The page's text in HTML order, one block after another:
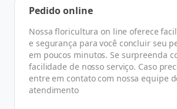
Pedido online
Nossa floricultura on line oferece
e segurança para você concluir seu
em poucos minutos. Se surpreenda
facilidade de nosso serviço. Caso
entre em contato com nossa equipe
atendimento